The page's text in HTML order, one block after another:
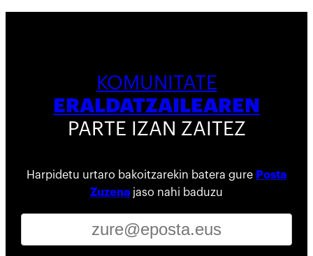
KOMUNITATE
ERALDATZAILEAREN
PARTE IZAN ZAITEZ
Harpidetu urtaro bakoitzarekin batera gure Posta
Zuzena jaso nahi baduzu